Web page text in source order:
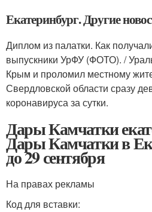
Екатеринбург. Другие
Диплом из палатки. Как
выпускники УрФУ (ФОТО). /
Крым и проломил местному
Свердловской области сразу
коронавируса за сутки.
Дары Камчатки
Дары Камчатки в
до 29 сентября
На правах рекламы
Код для вставки: